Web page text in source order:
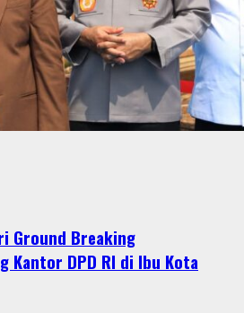
Ground Breaking
Kantor DPD RI di Ibu Kota